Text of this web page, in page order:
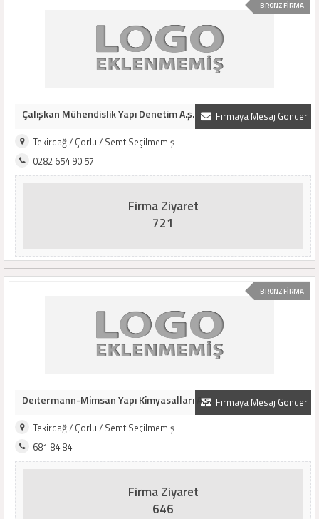
BRONZ FİRMA
Firmaya Mesaj Gönder
Çalışkan Mühendislik Yapı Denetim A.ş.
Tekirdağ / Çorlu / Semt Seçilmemiş
0282 654 90 57
Firma Ziyaret
721
BRONZ FİRMA
Firmaya Mesaj Gönder
Deıtermann-Mimsan Yapı Kimyasalları A.ş.
Tekirdağ / Çorlu / Semt Seçilmemiş
681 84 84
Firma Ziyaret
646